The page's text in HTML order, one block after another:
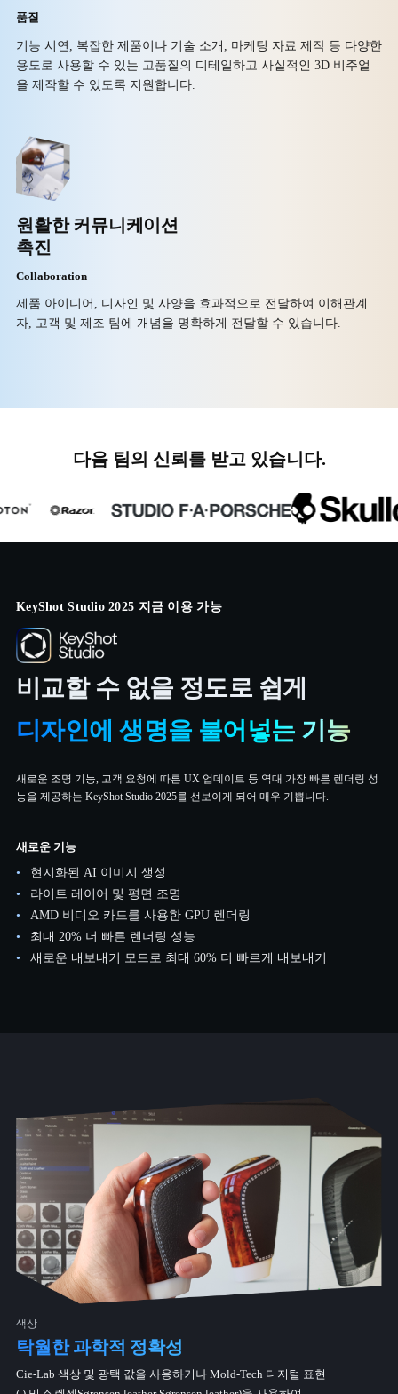
품질
기능 시연, 복잡한 제품이나 기술 소개, 마케팅 자료 제작 등 다양한
용도로 사용할 수 있는 고품질의 디테일하고 사실적인 3D 비주얼
을 제작할 수 있도록 지원합니다.
원활한 커뮤니케이션
촉진
Collaboration
제품 아이디어, 디자인 및 사양을 효과적으로 전달하여 이해관계
자, 고객 및 제조 팀에 개념을 명확하게 전달할 수 있습니다.
다음 팀의 신뢰를 받고 있습니다.
KeyShot Studio 2025 지금 이용 가능
비교할 수 없을 정도로 쉽게
디자인에 생명을 불어넣는 기능
새로운 조명 기능, 고객 요청에 따른 UX 업데이트 등 역대 가장 빠른 렌더링 성
능을 제공하는 KeyShot Studio 2025를 선보이게 되어 매우 기쁩니다.
새로운 기능
현지화된 AI 이미지 생성
라이트 레이어 및 평면 조명
AMD 비디오 카드를 사용한 GPU 렌더링
최대 20% 더 빠른 렌더링 성능
새로운 내보내기 모드로 최대 60% 더 빠르게 내보내기
색상
탁월한 과학적 정확성
Cie-Lab 색상 및 광택 값을 사용하거나 Mold-Tech 디지털 표현